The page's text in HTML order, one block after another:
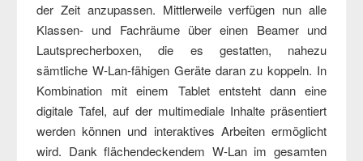
der Zeit anzupassen. Mittlerweile verfügen nun alle
Klassen- und Fachräume über einen Beamer und
Lautsprecherboxen, die es gestatten, nahezu
sämtliche W-Lan-fähigen Geräte daran zu koppeln. In
Kombination mit einem Tablet entsteht dann eine
digitale Tafel, auf der multimediale Inhalte präsentiert
werden können und interaktives Arbeiten ermöglicht
wird. Dank flächendeckendem W-Lan im gesamten